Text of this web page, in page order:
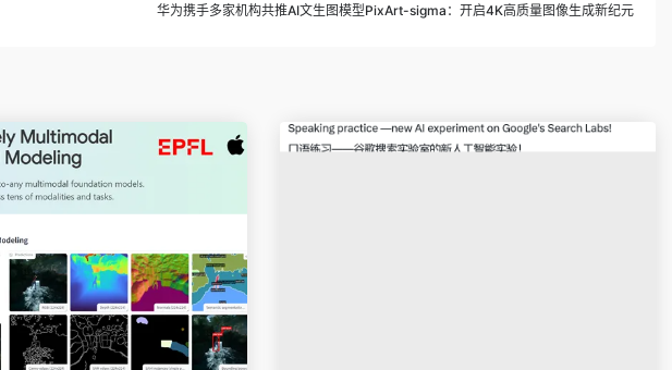
华为携手多家机构共推AI文生图模型PixArt-sigma：开启4K高质量图像生成新纪元